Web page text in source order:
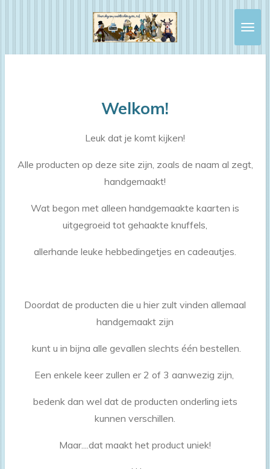
Welkom!
Leuk dat je komt kijken!
Alle producten op deze site zijn, zoals de naam al zegt,
handgemaakt!
Wat begon met alleen handgemaakte kaarten is
uitgegroeid tot gehaakte knuffels,
allerhande leuke hebbedingetjes en cadeautjes.
Doordat de producten die u hier zult vinden allemaal
handgemaakt zijn
kunt u in bijna alle gevallen slechts één bestellen.
Een enkele keer zullen er 2 of 3 aanwezig zijn,
bedenk dan wel dat de producten onderling iets
kunnen verschillen.
Maar....dat maakt het product uniek!